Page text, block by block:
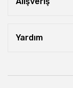
Yardım